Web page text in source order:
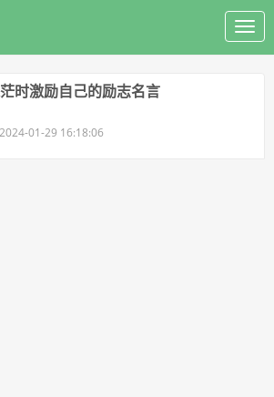
时激励自己的励志名言
2024-01-29 16:18:06